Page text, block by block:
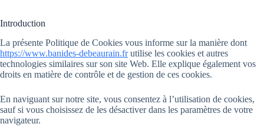
Introduction
La présente Politique de Cookies vous informe sur la manière dont
https://www.banides-debeaurain.frutilise les cookies et autres
technologies similaires sur son site Web. Elle explique également vos
droits en matière de contrôle et de gestion de ces cookies.
En naviguant sur notre site, vous consentez à l’utilisation de cookies,
sauf si vous choisissez de les désactiver dans les paramètres de votre
navigateur.